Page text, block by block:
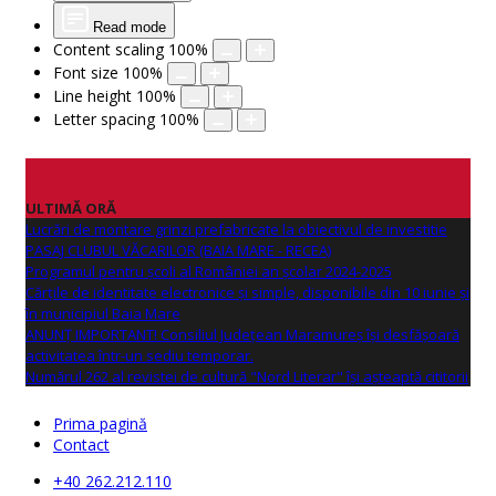
Read mode
Content scaling 100%
Font size 100%
Line height 100%
Letter spacing 100%
ULTIMĂ ORĂ
Lucrări de montare grinzi prefabricate la obiectivul de investitie
PASAJ CLUBUL VĂCARILOR (BAIA MARE - RECEA)
Programul pentru școli al României an școlar 2024-2025
Cărțile de identitate electronice și simple, disponibile din 10 iunie și
în municipiul Baia Mare
ANUNŢ IMPORTANT! Consiliul Județean Maramureș își desfășoară
activitatea într-un sediu temporar.
Numărul 262 al revistei de cultură "Nord Literar" își așteaptă cititorii
Prima pagină
Contact
+40 262.212.110